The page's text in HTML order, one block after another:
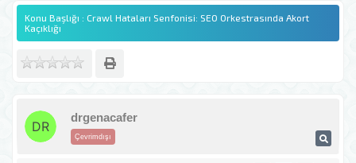
Konu Başlığı : Crawl Hataları Senfonisi: SEO Orkestrasında Akort
Kaçıklığı
Çevrimdışı
drgenacafer